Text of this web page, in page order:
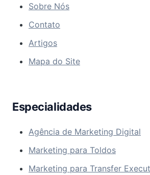
Sobre Nós
Contato
Artigos
Mapa do Site
Especialidades
Agência de Marketing Digital
Marketing para Toldos
Marketing para Transfer